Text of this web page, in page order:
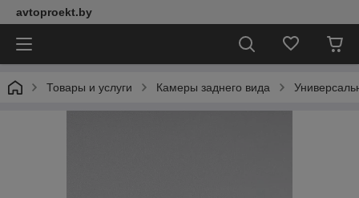
avtoproekt.by
Товары и услуги Камеры заднего вида